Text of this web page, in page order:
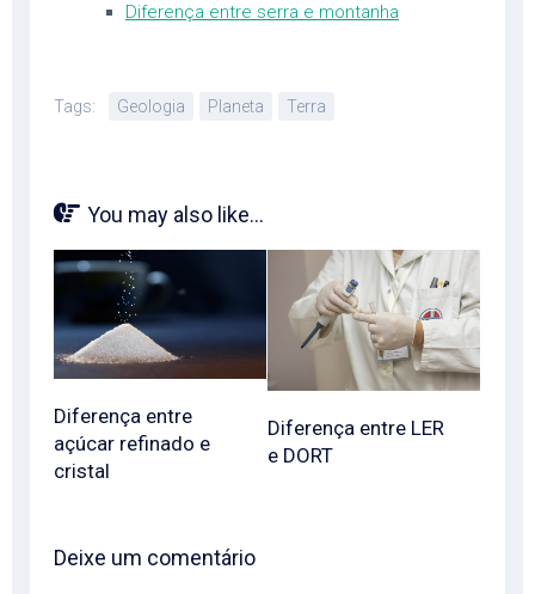
Diferença entre serra e montanha
Tags: Geologia Planeta Terra
You may also like...
Diferença entre
açúcar refinado e
cristal
Diferença entre LER
e DORT
Deixe um comentário